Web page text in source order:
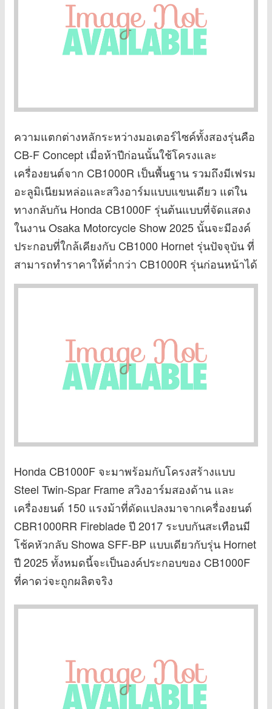
ความแตกต่างหลักระหว่างมอเตอร์ไซค์ทั้งสองรุ่นคือ
CB-F Concept เมื่อห้าปีก่อนนั้นใช้โครงและ
เครื่องยนต์จาก CB1000R เป็นพื้นฐาน รวมถึงมีเฟรม
อะลูมิเนียมหล่อและสวิงอาร์มแบบแขนเดียว แต่ใน
ทางกลับกัน Honda CB1000F รุ่นต้นแบบที่จัดแสดง
ในงาน Osaka Motorcycle Show 2025 นั้นจะมีองค์
ประกอบที่ใกล้เคียงกับ CB1000 Hornet รุ่นปัจจุบัน ที่
สามารถทำราคาให้ต่ำกว่า CB1000R รุ่นก่อนหน้าได้
Honda CB1000F จะมาพร้อมกับโครงสร้างแบบ
Steel Twin-Spar Frame สวิงอาร์มสองด้าน และ
เครื่องยนต์ 150 แรงม้าที่ดัดแปลงมาจากเครื่องยนต์
CBR1000RR Fireblade ปี 2017 ระบบกันสะเทือนมี
โช้คหัวกลับ Showa SFF-BP แบบเดียวกับรุ่น Hornet
ปี 2025 ทั้งหมดนี้จะเป็นองค์ประกอบของ CB1000F
ที่คาดว่จะถูกผลิตจริง